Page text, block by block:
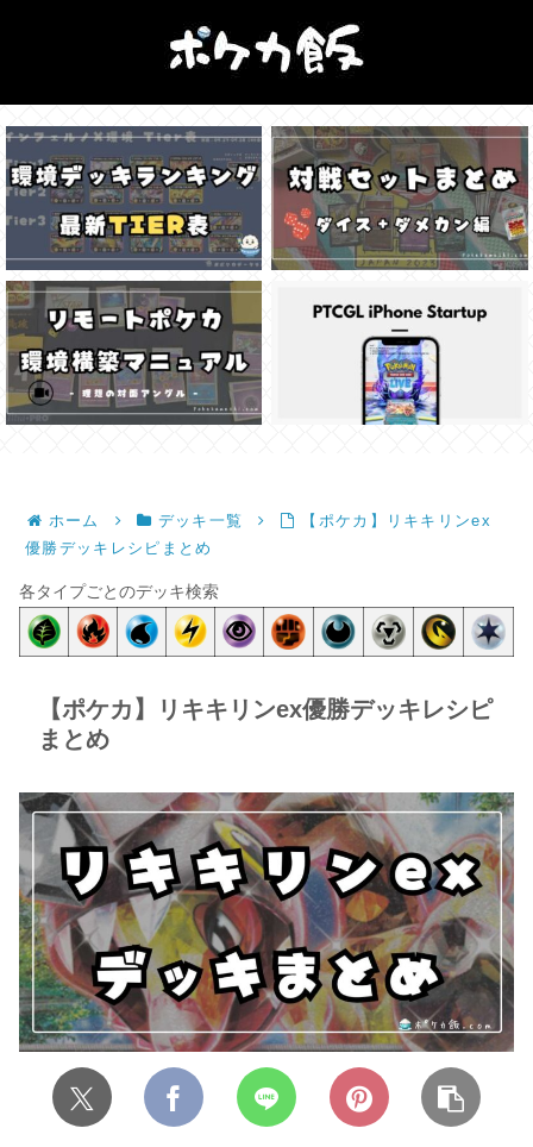
ホーム デッキ一覧
【ポケカ】リキキリンex
優勝デッキレシピまとめ
各タイプごとのデッキ検索
【ポケカ】リキキリンex優勝デッキレシピ
まとめ